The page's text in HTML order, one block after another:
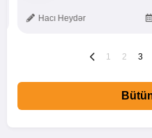
Hacı Heydər
1 2 3